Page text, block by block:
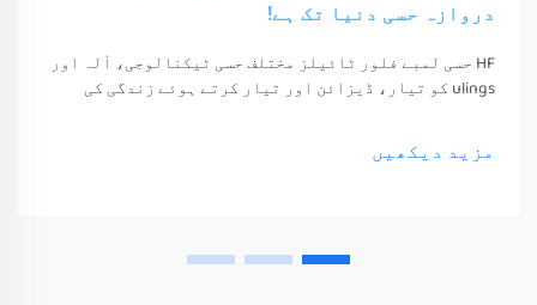
دروازہ حسی دنیا تک ہے!
HF حسی لمبے فلور ٹائیلز مختلف حسی ٹیکنالوجی، آلہ اور
ulings کو تیار، ڈیزائن اور تیار کرتے ہوئے زندگی کی
مزید دیکھیں